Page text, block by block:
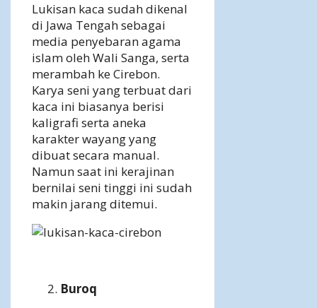
Lukisan kaca sudah dikenal
di Jawa Tengah sebagai
media penyebaran agama
islam oleh Wali Sanga, serta
merambah ke Cirebon.
Karya seni yang terbuat dari
kaca ini biasanya berisi
kaligrafi serta aneka
karakter wayang yang
dibuat secara manual.
Namun saat ini kerajinan
bernilai seni tinggi ini sudah
makin jarang ditemui.
Buroq